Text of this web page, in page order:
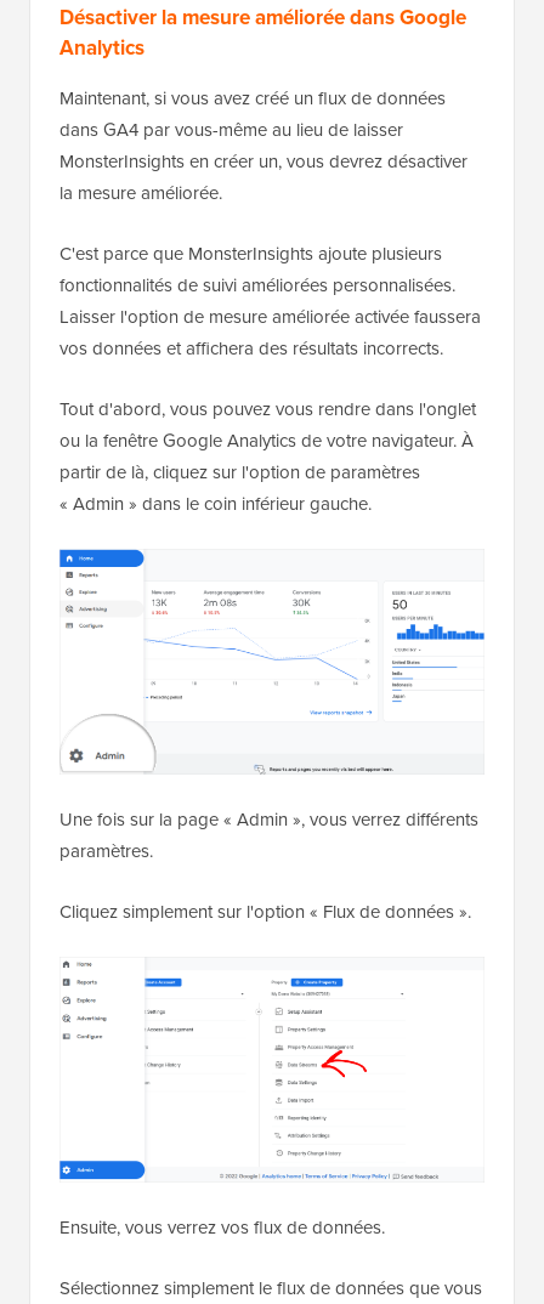
Désactiver la mesure améliorée dans Google
Analytics
Maintenant, si vous avez créé un flux de données
dans GA4 par vous-même au lieu de laisser
MonsterInsights en créer un, vous devrez désactiver
la mesure améliorée.
C'est parce que MonsterInsights ajoute plusieurs
fonctionnalités de suivi améliorées personnalisées.
Laisser l'option de mesure améliorée activée faussera
vos données et affichera des résultats incorrects.
Tout d'abord, vous pouvez vous rendre dans l'onglet
ou la fenêtre Google Analytics de votre navigateur. À
partir de là, cliquez sur l'option de paramètres
« Admin » dans le coin inférieur gauche.
Une fois sur la page « Admin », vous verrez différents
paramètres.
Cliquez simplement sur l'option « Flux de données ».
Ensuite, vous verrez vos flux de données.
Sélectionnez simplement le flux de données que vous